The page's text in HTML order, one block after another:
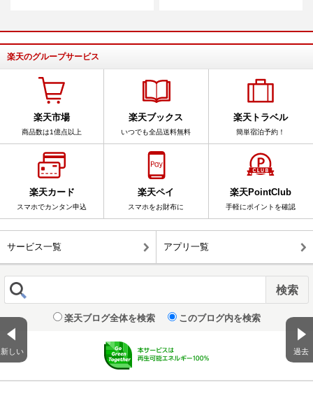
新しい 過去
楽天のグループサービス
楽天市場
商品数は1億点以上
楽天ブックス
いつでも全品送料無料
楽天トラベル
簡単宿泊予約！
楽天カード
スマホでカンタン申込
楽天ペイ
スマホをお財布に
楽天PointClub
手軽にポイントを確認
サービス一覧 アプリ一覧
楽天ブログ全体を検索 このブログ内を検索